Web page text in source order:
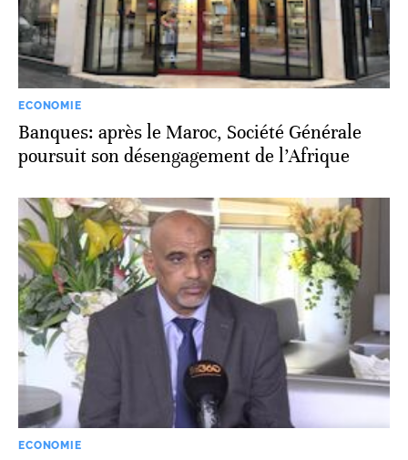
ECONOMIE
Banques: après le Maroc, Société Générale
poursuit son désengagement de l’Afrique
ECONOMIE